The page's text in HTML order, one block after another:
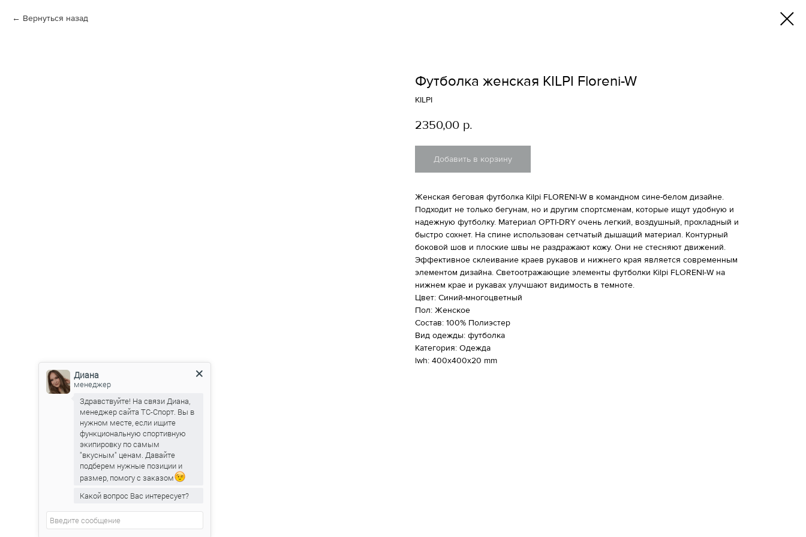
Вернуться назад
Футболка женская KILPI Floreni-W
KILPI
2350,00 р.
Добавить в корзину
Женская беговая футболка Kilpi FLORENI-W в командном сине-белом дизайне.
Подходит не только бегунам, но и другим спортсменам, которые ищут удобную и
надежную футболку. Материал OPTI-DRY очень легкий, воздушный, прохладный и
быстро сохнет. На спине использован сетчатый дышащий материал. Контурный
боковой шов и плоские швы не раздражают кожу. Они не стесняют движений.
Эффективное склеивание краев рукавов и нижнего края является современным
элементом дизайна. Светоотражающие элементы футболки Kilpi FLORENI-W на
нижнем крае и рукавах улучшают видимость в темноте.
Цвет: Синий-многоцветный
Пол: Женское
Состав: 100% Полиэстер
Вид одежды: футболка
Категория: Одежда
lwh: 400x400x20 mm
Диана
менеджер
Здравствуйте! На связи Диана,
менеджер сайта ТС-Спорт. Вы в
нужном месте, если ищите
функциональную спортивную
экипировку по самым
"вкусным" ценам. Давайте
подберем нужные позиции и
размер, помогу с заказом
Какой вопрос Вас интересует?